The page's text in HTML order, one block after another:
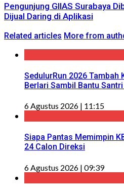
Pengunjung GIIAS Surabaya
Dijual Daring di Aplikasi
Related articles More from
SedulurRun 2026 Tambah
Berlari Sambil Bantu
6 Agustus 2026 | 11:15
Siapa Pantas Memimpin
24 Calon Direksi
6 Agustus 2026 | 09:39